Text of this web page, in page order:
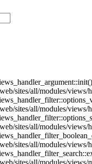
sites/all/modules/views/
sites/all/modules/views/
sites/all/modules/views/
sites/all/modules/
sites/all/modules/views/